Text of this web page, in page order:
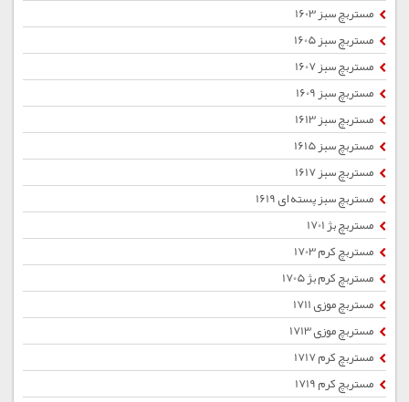
مستربچ سبز 1603
مستربچ سبز 1605
مستربچ سبز 1607
مستربچ سبز 1609
مستربچ سبز 1613
مستربچ سبز 1615
مستربچ سبز 1617
مستربچ سبز پسته ای 1619
مستربچ بژ 1701
مستربچ کرم 1703
مستربچ کرم بژ 1705
مستربچ موزی 1711
مستربچ موزی 1713
مستربچ کرم 1717
مستربچ کرم 1719